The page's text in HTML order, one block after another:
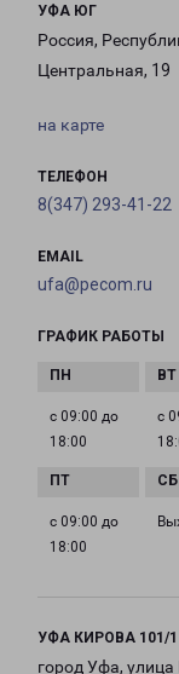
УФА ЮГ
Россия,
Центральная, 19
на карте
ТЕЛЕФОН
8(347) 293-41-22
EMAIL
ufa@pecom.ru
ГРАФИК РАБОТЫ
с 09:00 до
18:00
с
с 09:00 до
18:00
УФА КИРОВА 101/1
город Уфа,